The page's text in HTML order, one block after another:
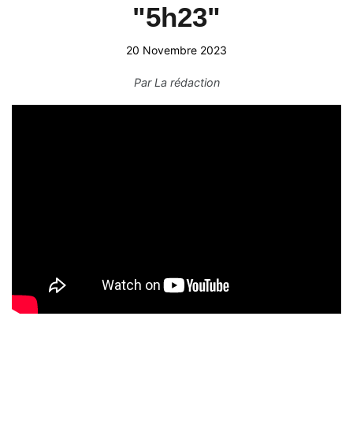
"5h23"
20 Novembre 2023
ParLa rédaction